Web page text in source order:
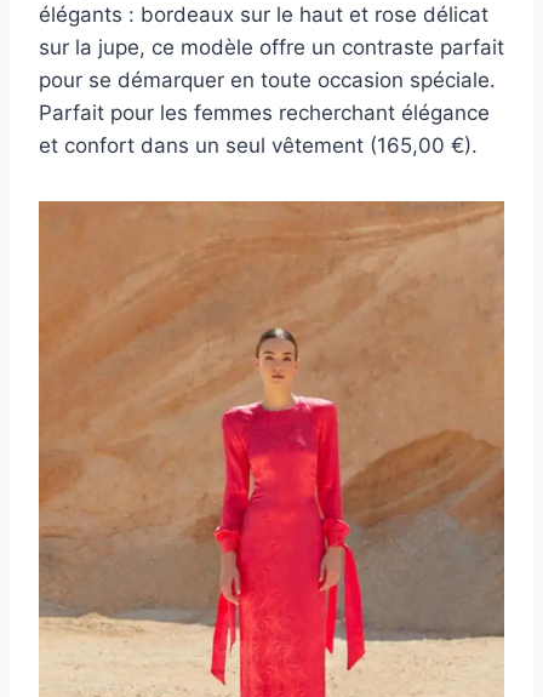
élégants : bordeaux sur le haut et rose délicat
sur la jupe, ce modèle offre un contraste parfait
pour se démarquer en toute occasion spéciale.
Parfait pour les femmes recherchant élégance
et confort dans un seul vêtement (165,00 €).